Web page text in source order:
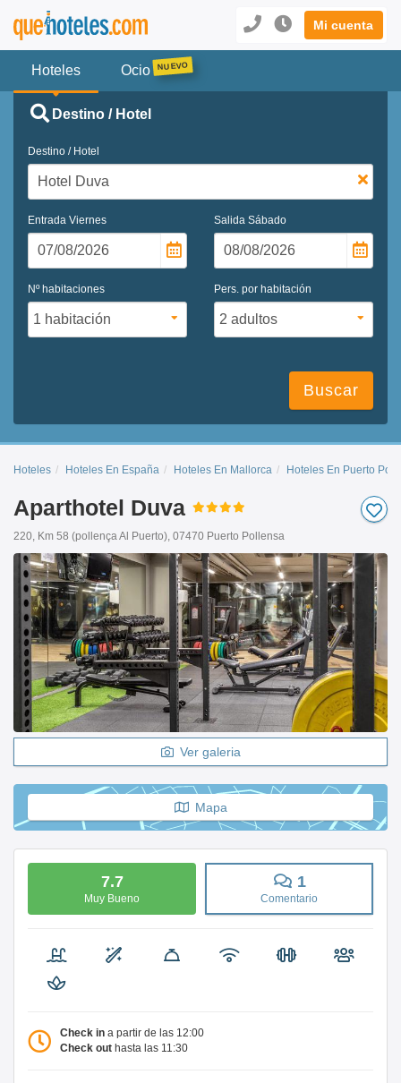
Mi cuenta
Hoteles Ocio
Destino / Hotel
Destino / Hotel
Entrada Viernes Salida Sábado
Nº habitaciones Pers. por habitación
Buscar
Hoteles Hoteles En España Hoteles En Mallorca Hoteles En Puerto
Aparthotel Duva
220, Km 58 (pollença Al Puerto), 07470 Puerto Pollensa
Ver galeria
Mapa
7.7
Muy Bueno
1
Comentario
Check in a partir de las 12:00
Check out hasta las 11:30